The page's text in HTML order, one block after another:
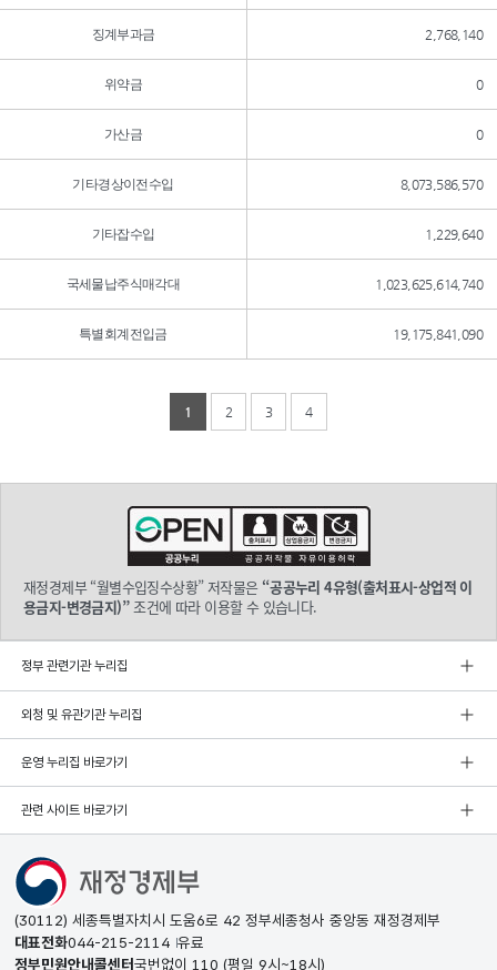
징계부과금 2,768,140
위약금 0
가산금 0
기타경상이전수입 8,073,586,570
기타잡수입 1,229,640
국세물납주식매각대 1,023,625,614,740
특별회계전입금 19,175,841,090
1 2 3 4
재정경제부 “월별수입징수상황” 저작물은 “공공누리 4유형(출처표시-상업적 이
용금지-변경금지)”조건에 따라 이용할 수 있습니다.
정부 관련기관 누리집
외청 및 유관기관 누리집
운영 누리집 바로가기
관련 사이트 바로가기
(30112) 세종특별자치시 도움6로 42 정부세종청사 중앙동 재정경제부
대표전화044-215-2114 유료
정부민원안내콜센터국번없이 110 (평일 9시~18시)